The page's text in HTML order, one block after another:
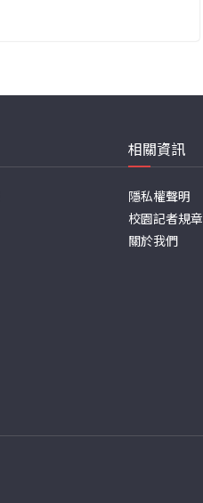
相關資訊
隱私權聲明
校園記者規章
關於我們